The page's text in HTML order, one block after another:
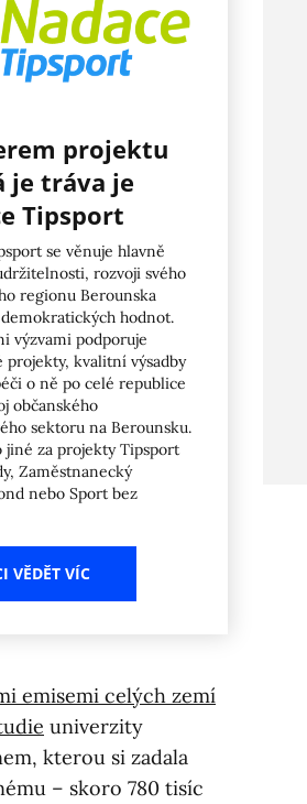
projektu
je tráva je
Tipsport
se věnuje hlavně
rozvoji svého
regionu Berounska
hodnot.
výzvami podporuje
projekty, kvalitní výsadby
o ně po celé republice
občanského
sektoru na Berounsku.
jiné za projekty Tipsport
Zaměstnanecký
nebo Sport bez
VĚDĚT VÍC
emisemi celých zemí
univerzity
kterou si zadala
– skoro 780 tisíc